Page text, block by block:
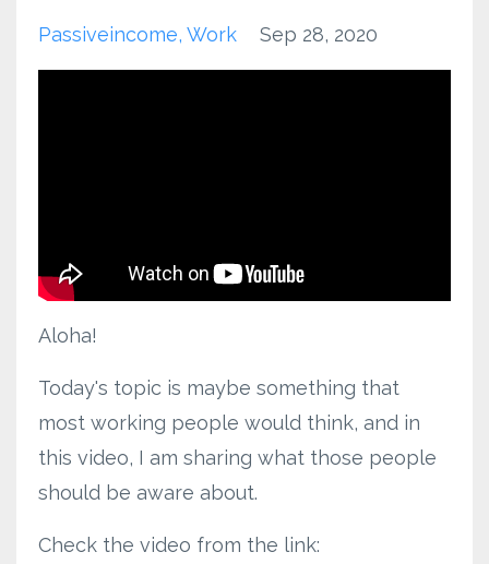
Passiveincome Work Sep 28, 2020
Aloha!
Today's topic is maybe something that
most working people would think, and in
this video, I am sharing what those people
should be aware about.
Check the video from the link: